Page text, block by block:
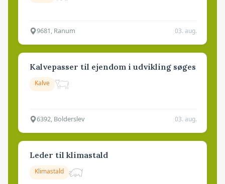
9681, Ranum 03. aug.
Kalvepasser til ejendom i udvikling søges
Kalve
6392, Bolderslev 03. aug.
Leder til klimastald
Klimastald